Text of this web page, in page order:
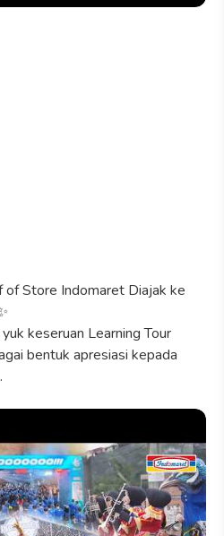
of Store Indomaret Diajak ke
keseruan Learning Tour
bentuk apresiasi kepada